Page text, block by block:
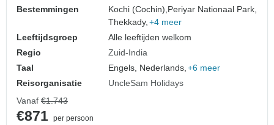
Bestemmingen
Kochi (Cochin),Periyar Nationaal Park,
Thekkady, +4 meer
Leeftijdsgroep
Alle leeftijden welkom
Regio
Zuid-India
Taal
Engels, Nederlands, +6 meer
Reisorganisatie
UncleSam Holidays
Vanaf €1.743
€871 per persoon